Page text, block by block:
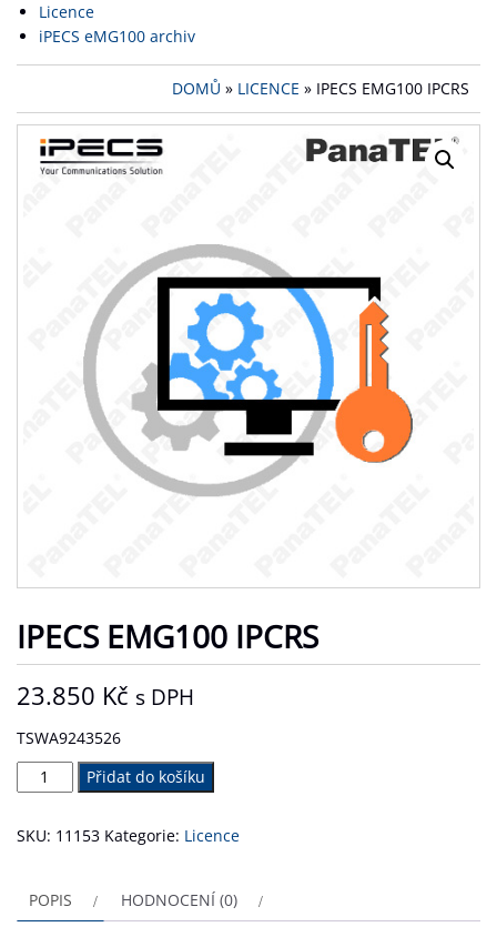
Licence
iPECS eMG100 archiv
DOMŮ » LICENCE » IPECS EMG100 IPCRS
IPECS EMG100 IPCRS
23.850 Kč s DPH
TSWA9243526
iPECS
eMG100
množství
Přidat do košíku
SKU: 11153 Kategorie: Licence
POPIS HODNOCENÍ (0)